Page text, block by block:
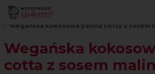
Strona główna
Wegańska kokosowa panna cotta z sosem
Wegańska
cotta z sosem